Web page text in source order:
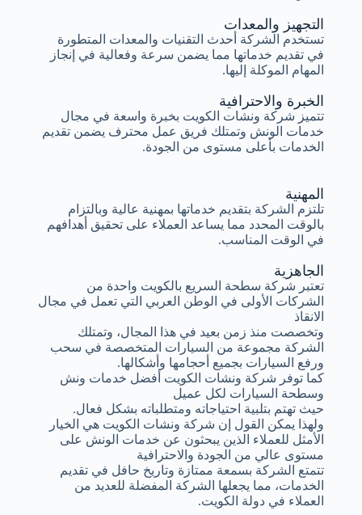
الخبرة والاحترافية
تتميز شركة ونشات الكويت بخبرة واسعة في مجال
خدمات الونش وتمتلك فريق عمل محترف يضمن تقديم
الخدمات بأعلى مستوى من الجودة.
التجهيز والمعدات
تستخدم الشركة أحدث التقنيات والمعدات المتطورة
في تقديم خدماتها مما يضمن سرعة وفعالية في إنجاز
المهام الموكلة إليها.
المهنية
تلتزم الشركة بتقديم خدماتها بمهنية عالية وبالتزام
بالوقت المحدد مما يساعد العملاء على تحقيق أهدافهم
في الوقت المناسب.
الجاهزية
تعتبر شركة سطحة السريع بالكويت واحدة من
الشركات الأولى في الوطن العربي التي تعمل في مجال
الانقاذ
وتخصصت منذ زمن بعيد في هذا المجال، وتمتلك
الشركة مجموعة من السيارات المتخصصة في سحب
ورفع السيارات بجميع أحجامها وأشكالها.
كما توفر شركة ونشات الكويت أفضل خدمات ونش
وسطحة السيارات لكل عميل
حيث تهتم بتلبية احتياجاته ومتطلباته بشكل فعال.
ولهذا يمكن القول إن شركة ونشات الكويت هي الخيار
الأمثل للعملاء الذين يبحثون عن خدمات الونش على
مستوى عالي من الجودة والاحترافية
تتمتع الشركة بسمعة ممتازة وتاريخ حافل في تقديم
الخدمات، مما يجعلها الشركة المفضلة للعديد من
العملاء في دولة الكويت.